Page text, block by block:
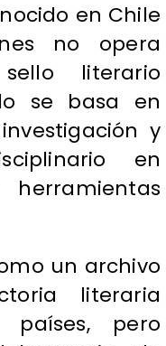
en Chile
no opera
literario
se basa en
y
en
un archivo
literaria
pero